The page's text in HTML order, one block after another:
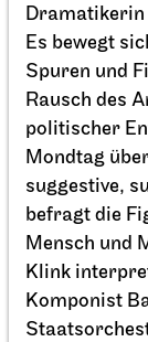
Dramatikerin
Es bewegt
Spuren und
Rausch des
politischer
Mondtag
suggestive,
befragt die
Mensch und
Klink
Komponist
Schauspiel
Uraufführung
Faust neo
19:30
Do, 06.05.2027